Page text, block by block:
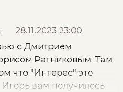
28.11.2023 23:00
с Дмитрием
Ратниковым. Там
что "Интерес" это
вам получилось